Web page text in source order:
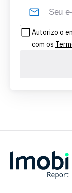
Autorizo o
com os